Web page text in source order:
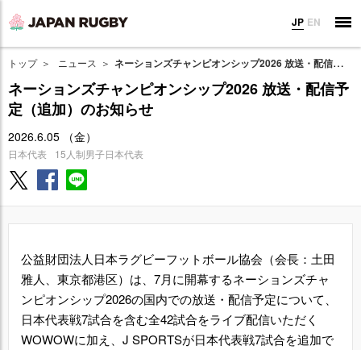
JP EN
トップ ニュース ネーションズチャンピオンシップ2026 放送・配信予定（追加）のお知らせ
ネーションズチャンピオンシップ2026 放送・配信予
定（追加）のお知らせ
2026.6.05 （金）
日本代表 15人制男子日本代表
公益財団法人日本ラグビーフットボール協会（会長：土田
雅人、東京都港区）は、7月に開幕するネーションズチャ
ンピオンシップ2026の国内での放送・配信予定について、
日本代表戦7試合を含む全42試合をライブ配信いただく
WOWOWに加え、J SPORTSが日本代表戦7試合を追加で